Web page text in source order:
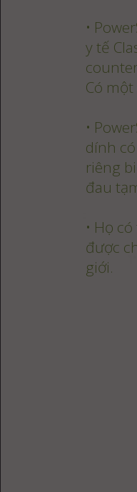
•
y tế
Có
•
dính
riêng
đau
• Họ
được
giới.